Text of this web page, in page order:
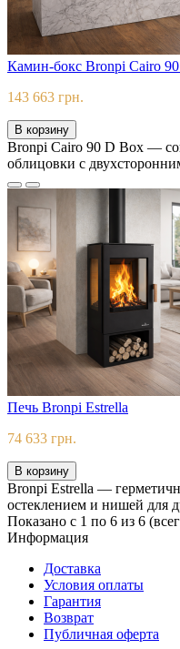
Камин-бокс Bronpi Cairo
143 663 грн.
В корзину
Bronpi Cairo 90 D Box —
облицовки с
Печь Bronpi Estrella
74 633 грн.
В корзину
Bronpi Estrella —
остеклением и нишей для
Показано с 1 по 6 из 6
Информация
Доставка
Условия оплаты
Гарантия
Возврат
Публичная оферта